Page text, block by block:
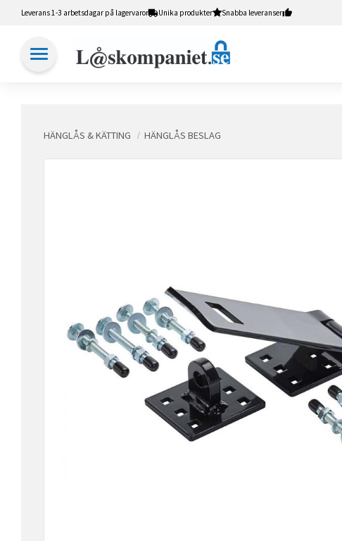
Leverans 1-3 arbetsdagar på lagervaror Unika produkter Snabba leveranser
HÄNGLÅS & KÄTTING HÄNGLÅS BESLAG